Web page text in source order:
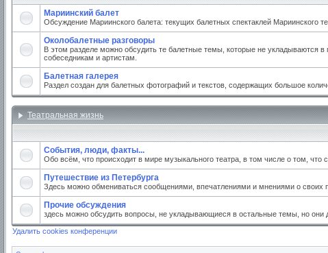
Мариинский балет
Обсуждение Мариинского балета: текущих балетных спектаклей Мариинского
Околобалетные разговоры
В этом разделе можно обсудить те балетные темы, которые не укладываются
собеседникам и артистам.
Балетная галерея
Раздел создан для балетных фотографий и текстов, содержащих большое
Театральная жизнь
События, люди, факты...
Обо всём, что происходит в мире музыкального театра, в том числе о том, что
Путешествие из Петербурга
Здесь можно обмениваться сообщениями, впечатлениями и мнениями о своих
Прочие обсуждения
здесь можно обсудить вопросы, не укладывающиеся в остальные темы, но они
Удалить cookies конференции